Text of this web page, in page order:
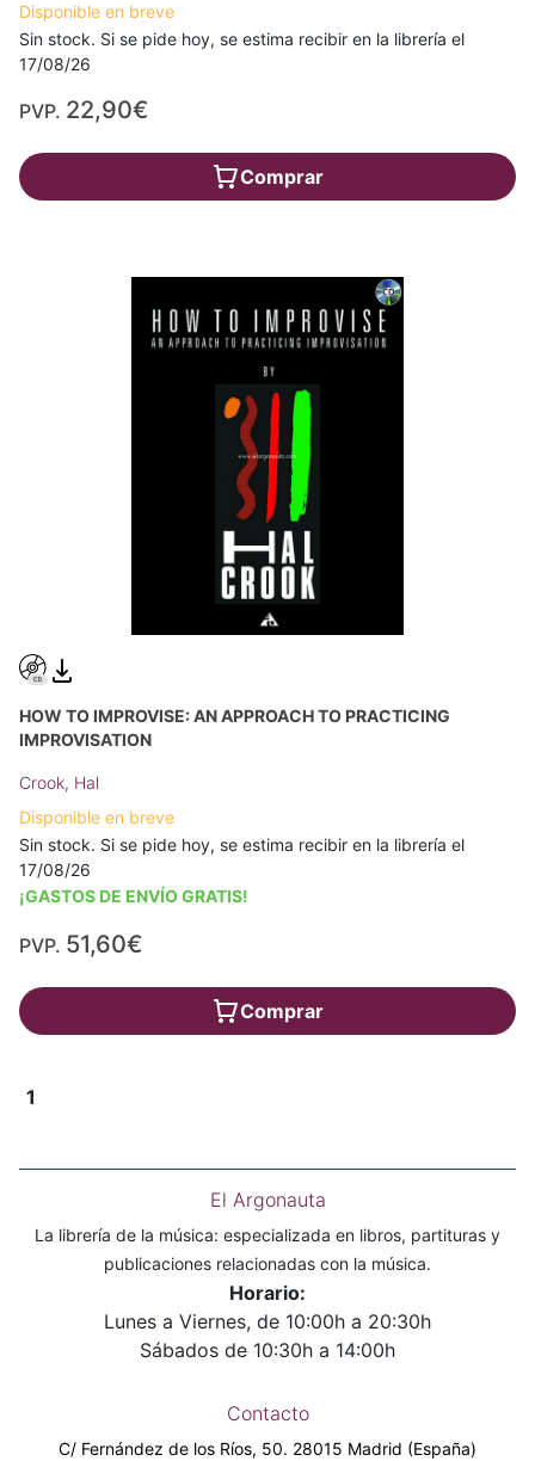
Disponible en breve
Sin stock. Si se pide hoy, se estima recibir en la librería el
17/08/26
PVP. 22,90€
Comprar
HOW TO IMPROVISE: AN APPROACH TO PRACTICING
IMPROVISATION
Crook, Hal
Disponible en breve
Sin stock. Si se pide hoy, se estima recibir en la librería el
17/08/26
¡GASTOS DE ENVÍO GRATIS!
PVP. 51,60€
Comprar
1
El Argonauta
La librería de la música: especializada en libros, partituras y
publicaciones relacionadas con la música.
Horario:
Lunes a Viernes, de 10:00h a 20:30h
Sábados de 10:30h a 14:00h
Contacto
C/ Fernández de los Ríos, 50. 28015 Madrid (España)